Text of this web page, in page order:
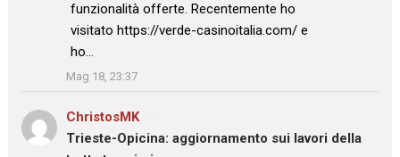
funzionalità offerte. Recentemente ho
visitato https://verde-casinoitalia.com/ e
ho…
”
Mag 18, 23:37
ChristosMKsu
Trieste-Opicina: aggiornamento sui lavori della